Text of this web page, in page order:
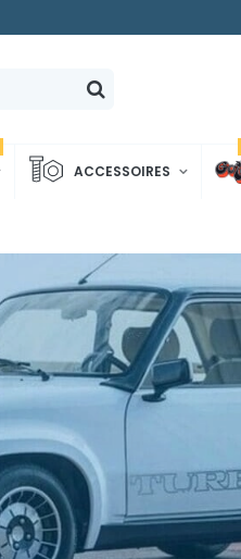
ACCESSOIRES